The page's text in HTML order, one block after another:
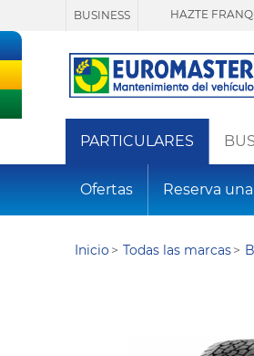
BUSINESS HAZTE
PARTICULARES
Ofertas Reserva
Inicio Todas las marcas